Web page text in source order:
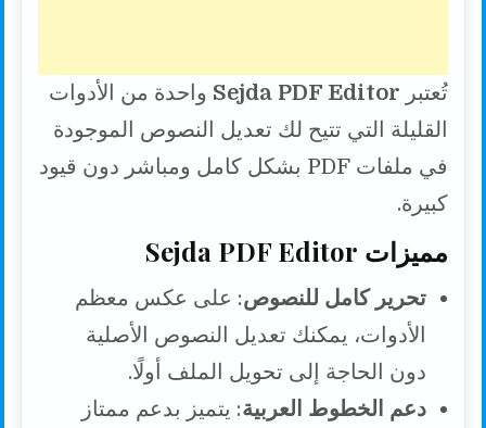
تُعتبر Sejda PDF Editor واحدة من الأدوات
القليلة التي تتيح لك تعديل النصوص الموجودة
في ملفات PDF بشكل كامل ومباشر دون قيود
كبيرة.
مميزات Sejda PDF Editor
تحرير كامل للنصوص: على عكس معظم
الأدوات، يمكنك تعديل النصوص الأصلية
دون الحاجة إلى تحويل الملف أولًا.
دعم الخطوط العربية: يتميز بدعم ممتاز